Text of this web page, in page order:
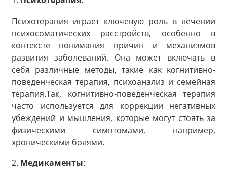
Психотерапия играет ключевую роль в лечении
психосоматических расстройств, особенно в
контексте понимания причин и механизмов
развития заболеваний. Она может включать в
себя различные методы, такие как когнитивно-
поведенческая терапия, психоанализ и семейная
терапия.Так, когнитивно-поведенческая терапия
часто используется для коррекции негативных
убеждений и мышления, которые могут стоять за
физическими симптомами, например,
хроническими болями.
2. Медикаменты: